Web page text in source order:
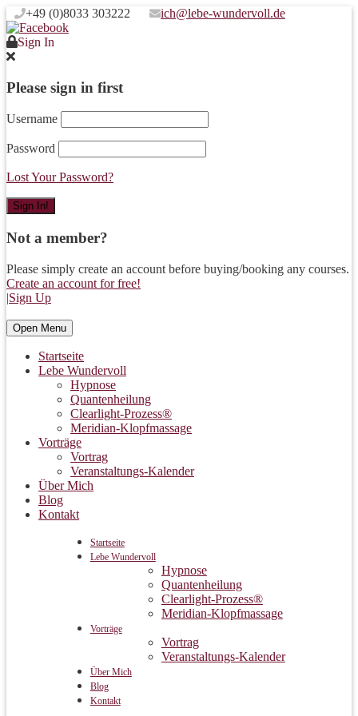
+49 (0)8033 303222 ich@lebe-wundervoll.de
Sign In
Please sign in first
Username
Password
Lost Your Password?
Not a member?
Please simply create an account before buying/booking any courses.
Create an account for free!
|Sign Up
Open Menu
Startseite
Lebe Wundervoll
Hypnose
Quantenheilung
Clearlight-Prozess®
Meridian-Klopfmassage
Vorträge
Vortrag
Veranstaltungs-Kalender
Über Mich
Blog
Kontakt
Startseite
Lebe Wundervoll
Hypnose
Quantenheilung
Clearlight-Prozess®
Meridian-Klopfmassage
Vorträge
Vortrag
Veranstaltungs-Kalender
Über Mich
Blog
Kontakt